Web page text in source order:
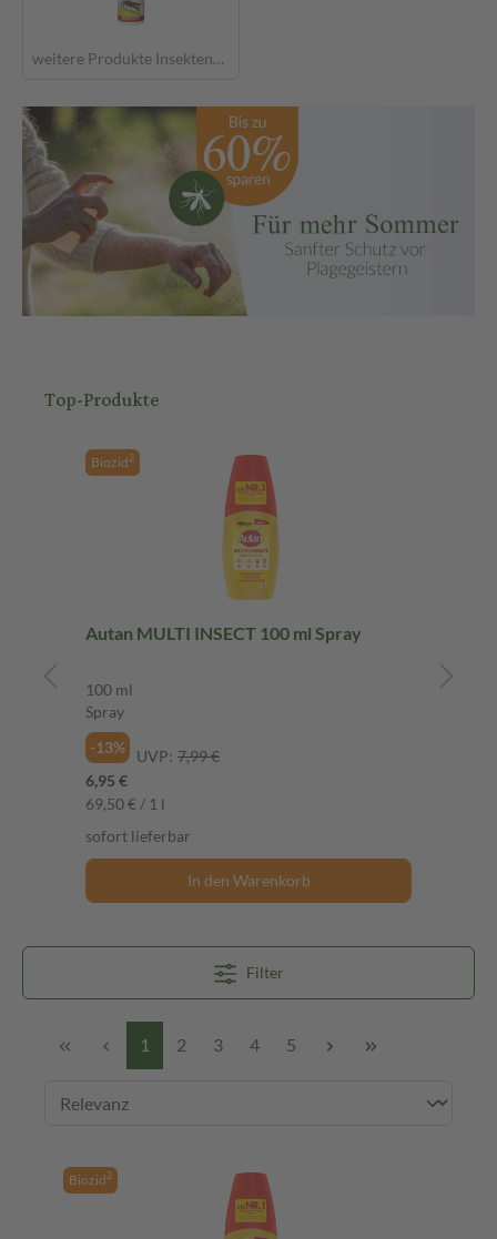
weitere Produkte Insektenschutz
Top-Produkte
Biozid2
Autan MULTI INSECT 100 ml Spray
100 ml
Spray
-13%
UVP: 7,99 €
6,95 €
69,50 € / 1 l
sofort lieferbar
In den Warenkorb
Filter
1 2 3 4 5
Biozid2